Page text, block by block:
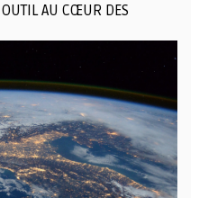
AU CŒUR DES